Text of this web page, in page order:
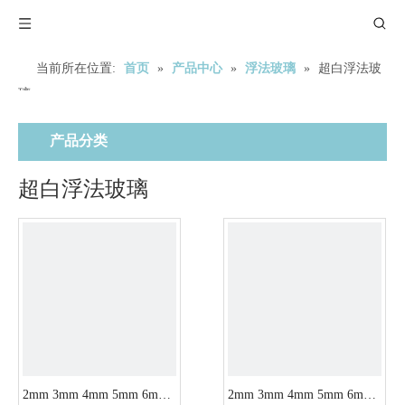
当前所在位置: 首页 » 产品中心 » 浮法玻璃 »
超白浮法玻
璃
产品分类
超白浮法玻璃
2mm 3mm 4mm 5mm 6mm
2mm 3mm 4mm 5mm 6mm